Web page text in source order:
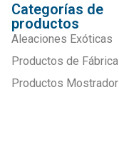
Categorías de
productos
Aleaciones Exóticas
Productos de Fábrica
Productos Mostrador